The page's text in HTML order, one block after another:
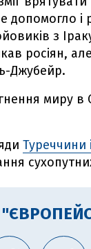
і
з
росіян,
Джубейр.
миру в
Туреччини